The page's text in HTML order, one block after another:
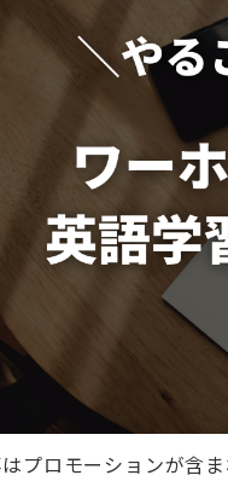
プロモーションが含